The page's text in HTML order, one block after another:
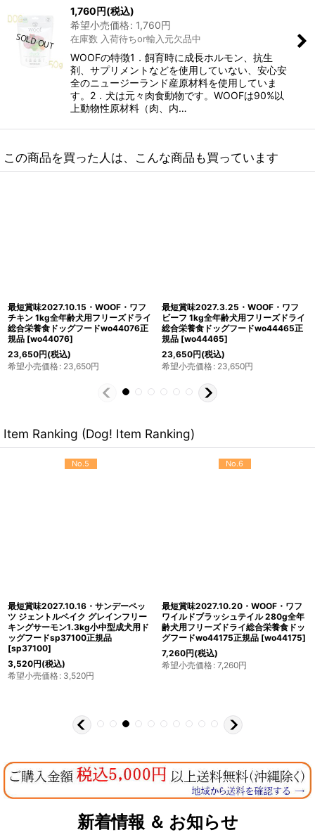
1,760円(税込)
希望小売価格: 1,760円
在庫数 入荷待ちor輸入元欠品中
WOOFの特徴1．飼育時に成長ホルモン、抗生
剤、サプリメントなどを使用していない、安心安
全のニュージーランド産原材料を使用していま
す。2．犬は元々肉食動物です。WOOFは90%以
上動物性原材料（肉、内…
この商品を買った人は、こんな商品も買っています
最短賞味2027.5.26・WOOF・ワフ
ワイルドブラッシュテイル 50g全年齢
犬用フリーズドライ総合栄養食ドッグ
フードwo44038正規品
1,760円(税込)
希望小売価格: 1,760円
最短賞味2027.6.12・WOOF・ワフ ラ
ム 50g全年齢犬用フリーズドライ総合
栄養食ドッグフードwo44014正規品
[wo44014]
1,760円(税込)
希望小売価格: 1,760円
Item Ranking (Dog! Item Ranking)
No.5
最短賞味2027.10.16・サンデーペッ
ツ ジェントルベイク グレインフリー
キングサーモン1.3kg小中型成犬用ド
ッグフードsp37100正規品
[sp37100]
3,520円(税込)
希望小売価格: 3,520円
No.6
最短賞味2027.10.20・WOOF・ワフ
ワイルドブラッシュテイル 280g全年
齢犬用フリーズドライ総合栄養食ドッ
グフードwo44175正規品 [wo44175]
7,260円(税込)
希望小売価格: 7,260円
新着情報 ＆ お知らせ